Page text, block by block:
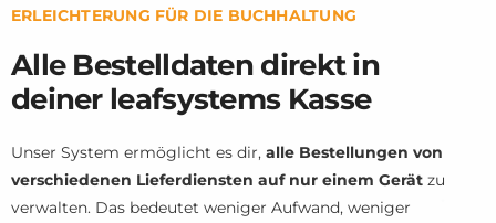
ERLEICHTERUNG FÜR DIE BUCHHALTUNG
Alle Bestelldaten direkt in
deiner leafsystems Kasse
Unser System ermöglicht es dir, alle Bestellungen von
verschiedenen Lieferdiensten auf nur einem Gerät zu
verwalten. Das bedeutet weniger Aufwand, weniger